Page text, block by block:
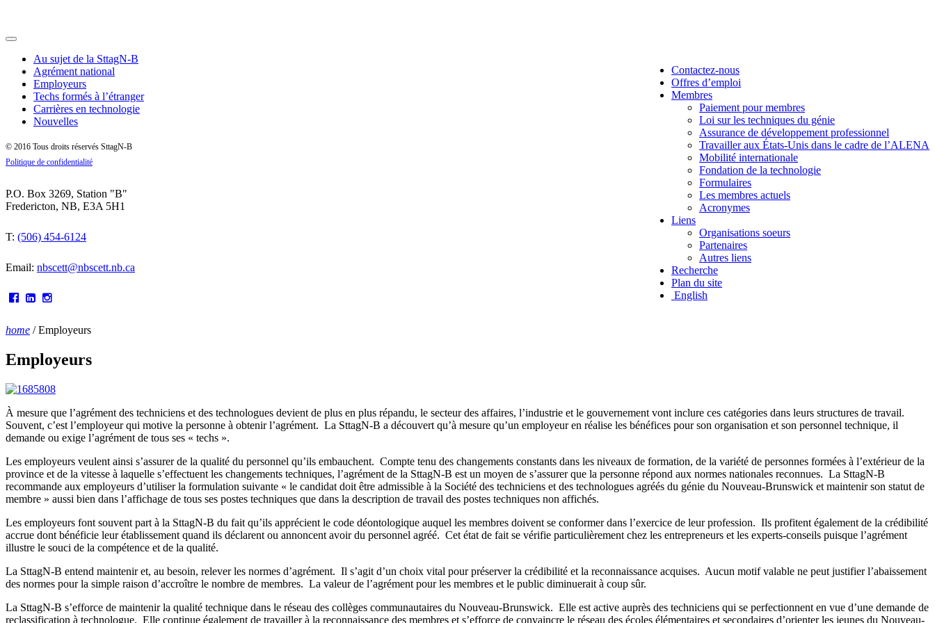
SttagN-B
Toggle
navigation
Contactez-nous
Offres d’emploi
Membres
Paiement pour membres
Loi sur les techniques du génie
Assurance de développement professionnel
Travailler aux États-Unis dans le cadre de l’ALENA
Mobilité internationale
Fondation de la technologie
Formulaires
Les membres actuels
Acronymes
Liens
Organisations soeurs
Partenaires
Autres liens
Recherche
Plan du site
English
Au sujet de la SttagN-B
Agrément national
Employeurs
Techs formés à l’étranger
Carrières en technologie
Nouvelles
home /Employeurs
Employeurs
À mesure que l’agrément des techniciens et des technologues devient de plus en plus répandu, le secteur des affaires, l’industrie et le gouvernement vont inclure ces catégories dans leurs structures de travail.
Souvent, c’est l’employeur qui motive la personne à obtenir l’agrément. La SttagN-B a découvert qu’à mesure qu’un employeur en réalise les bénéfices pour son organisation et son personnel technique, il
demande ou exige l’agrément de tous ses « techs ».
Les employeurs veulent ainsi s’assurer de la qualité du personnel qu’ils embauchent. Compte tenu des changements constants dans les niveaux de formation, de la variété de personnes formées à l’extérieur de la
province et de la vitesse à laquelle s’effectuent les changements techniques, l’agrément de la SttagN-B est un moyen de s’assurer que la personne répond aux normes nationales reconnues. La SttagN-B
recommande aux employeurs d’utiliser la formulation suivante « le candidat doit être admissible à la Société des techniciens et des technologues agréés du génie du Nouveau-Brunswick et maintenir son statut de
membre » aussi bien dans l’affichage de tous ses postes techniques que dans la description de travail des postes techniques non affichés.
Les employeurs font souvent part à la SttagN-B du fait qu’ils apprécient le code déontologique auquel les membres doivent se conformer dans l’exercice de leur profession. Ils profitent également de la crédibilité
accrue dont bénéficie leur établissement quand ils déclarent ou annoncent avoir du personnel agréé. Cet état de fait se vérifie particulièrement chez les entrepreneurs et les experts-conseils puisque l’agrément
illustre le souci de la compétence et de la qualité.
La SttagN-B entend maintenir et, au besoin, relever les normes d’agrément. Il s’agit d’un choix vital pour préserver la crédibilité et la reconnaissance acquises. Aucun motif valable ne peut justifier l’abaissement
des normes pour la simple raison d’accroître le nombre de membres. La valeur de l’agrément pour les membres et le public diminuerait à coup sûr.
La SttagN-B s’efforce de maintenir la qualité technique dans le réseau des collèges communautaires du Nouveau-Brunswick. Elle est active auprès des techniciens qui se perfectionnent en vue d’une demande de
reclassification à technologue. Elle continue également de travailler à la reconnaissance des membres et s’efforce de convaincre le réseau des écoles élémentaires et secondaires d’orienter les jeunes du Nouveau-
© 2016 Tous droits réservés SttagN-B
Politique de confidentialité
P.O. Box 3269, Station "B"
Fredericton, NB, E3A 5H1
T: (506) 454-6124
Email: nbscett@nbscett.nb.ca